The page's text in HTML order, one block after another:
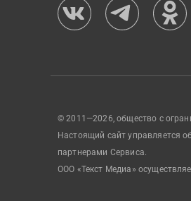
© 2011—2026, общество с
Настоящий сайт управляется
партнерами Сервиса.
ООО «Текст Медиа»